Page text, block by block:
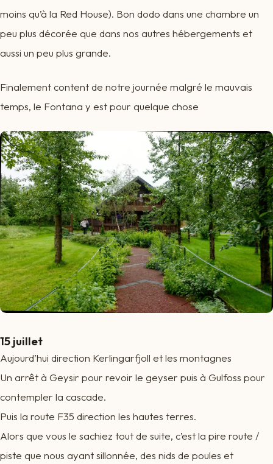
moins qu’à la Red House). Bon dodo dans une chambre un
peu plus décorée que dans nos autres hébergements et
aussi un peu plus grande.
Finalement content de notre journée malgré le mauvais
temps, le Fontana y est pour quelque chose
15 juillet
Aujourd’hui direction Kerlingarfjoll et les montagnes
Un arrêt à Geysir pour revoir le geyser puis à Gulfoss pour
contempler la cascade.
Puis la route F35 direction les hautes terres.
Alors que vous le sachiez tout de suite, c’est la pire route /
piste que nous ayant sillonnée, des nids de poules et